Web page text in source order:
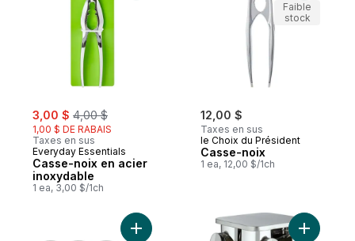
sale:
3,00 $ , formerly:
4,00 $
1,00 $ DE RABAIS
Taxes en sus
Everyday Essentials
Casse-noix en acier
inoxydable
1 ea, 3,00 $/1ch
12,00 $
Taxes en sus
le Choix du Président
Casse-noix
1 ea, 12,00 $/1ch
Faible
stock
Ajouter Ensemble STAK / 12 petits pots
Ajouter